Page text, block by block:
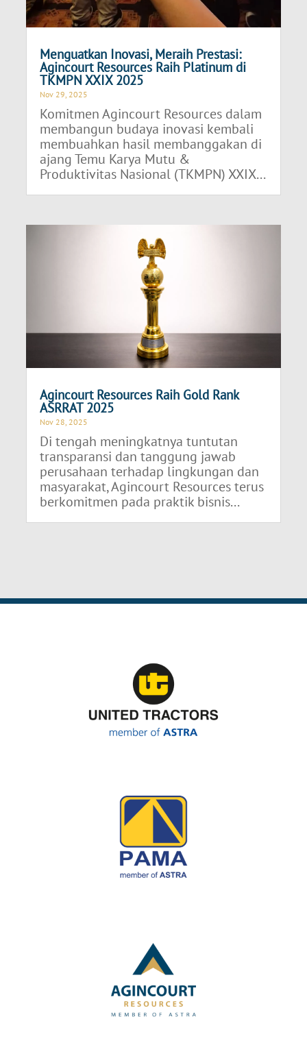
Menguatkan Inovasi, Meraih Prestasi:
Agincourt Resources Raih Platinum di
TKMPN XXIX 2025
Nov 29, 2025
Komitmen Agincourt Resources dalam
membangun budaya inovasi kembali
membuahkan hasil membanggakan di
ajang Temu Karya Mutu &
Produktivitas Nasional (TKMPN) XXIX...
Agincourt Resources Raih Gold Rank
ASRRAT 2025
Nov 28, 2025
Di tengah meningkatnya tuntutan
transparansi dan tanggung jawab
perusahaan terhadap lingkungan dan
masyarakat, Agincourt Resources terus
berkomitmen pada praktik bisnis...